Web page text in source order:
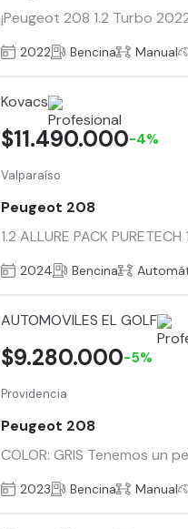
¡Peugeot 208 1.2 Turbo
2022 Bencina Manual
Kovacs
Valparaíso
Peugeot 208
1.2 ALLURE PACK
$11.490.000-4%
2024 Bencina
AUTOMOVILES EL GOLF
Providencia
Peugeot 208
COLOR: GRIS Tenemos
$9.280.000-5%
2023 Bencina Manual